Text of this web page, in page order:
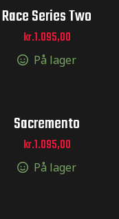
Race Series Two
kr.1.095,00
På lager
Sacremento
kr.1.095,00
På lager